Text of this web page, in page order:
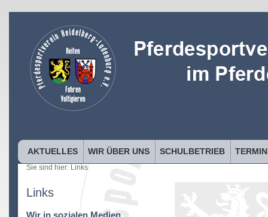
AKTUELLES WIR ÜBER UNS SCHULBETRIEB
Sie sind hier: Links
Links
Wir in sozialen Medien